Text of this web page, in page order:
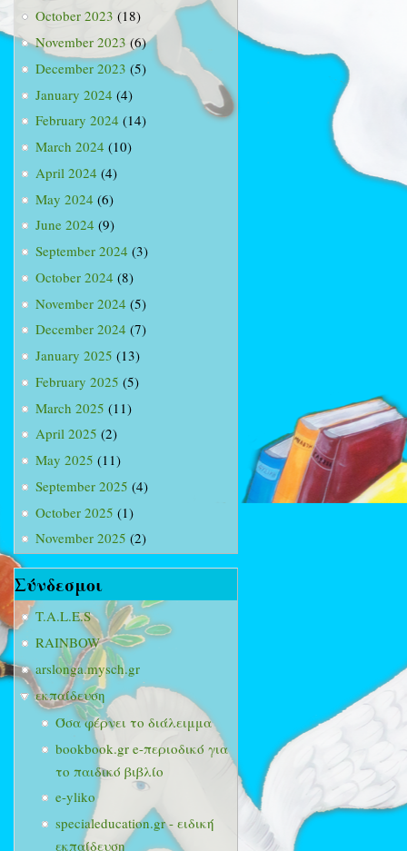
October 2023 (18)
November 2023 (6)
December 2023 (5)
January 2024 (4)
February 2024 (14)
March 2024 (10)
April 2024 (4)
May 2024 (6)
June 2024 (9)
September 2024 (3)
October 2024 (8)
November 2024 (5)
December 2024 (7)
January 2025 (13)
February 2025 (5)
March 2025 (11)
April 2025 (2)
May 2025 (11)
September 2025 (4)
October 2025 (1)
November 2025 (2)
Σύνδεσμοι
T.A.L.E.S
RAINBOW
arslonga.mysch.gr
εκπαίδευση
Όσα φέρνει το διάλειμμα
bookbook.gr e-περιοδικό για
το παιδικό βιβλίο
e-yliko
specialeducation.gr - ειδική
εκπαίδευση